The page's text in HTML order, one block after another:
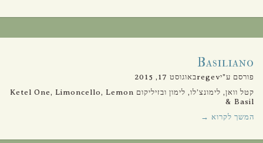
Basiliano
פורסם ע"יregevבאוגוסט 17, 2015
קטל וואן, לימונצ’לו, לימון ובזיליקום Ketel One, Limoncello, Lemon
& Basil
המשך לקרוא →